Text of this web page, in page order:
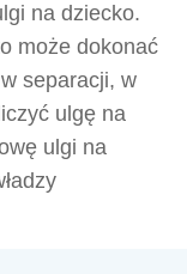
na dziecko.
może dokonać
separacji, w
ulgę na
ulgi na